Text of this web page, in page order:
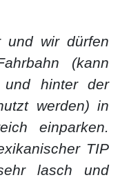
und wir dürfen
(kann
hinter der
werden) in
einparken.
TIP
lasch und